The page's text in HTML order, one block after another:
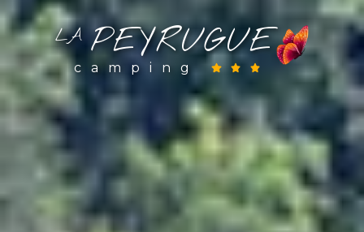
LAPEYRUGUE
camping